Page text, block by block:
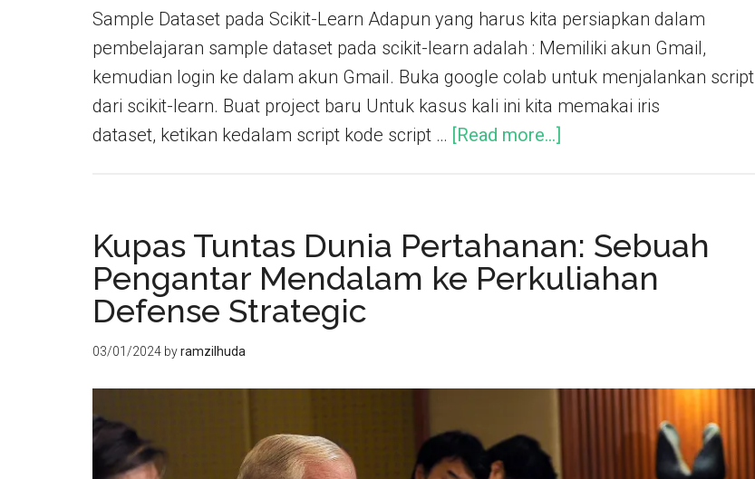
Sample Dataset pada Scikit-Learn Adapun yang harus kita persiapkan dalam
pembelajaran sample dataset pada scikit-learn adalah : Memiliki akun Gmail,
kemudian login ke dalam akun Gmail. Buka google colab untuk menjalankan script
dari scikit-learn. Buat project baru Untuk kasus kali ini kita memakai iris
dataset, ketikan kedalam script kode script … [Read more...]
Kupas Tuntas Dunia Pertahanan: Sebuah
Pengantar Mendalam ke Perkuliahan
Defense Strategic
03/01/2024 byramzilhuda